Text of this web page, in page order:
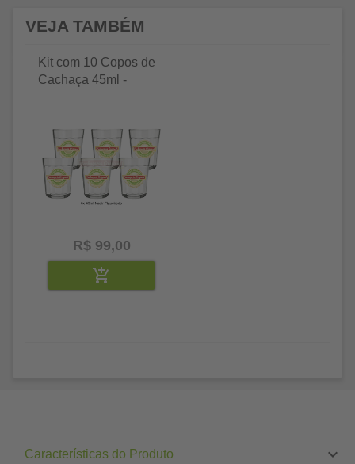
VEJA TAMBÉM
Kit com 10 Copos de
Cachaça 45ml -
R$ 99,00
Características do Produto